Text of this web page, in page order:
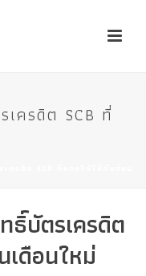
ครดิต SCB ที่
บัตรเครดิต
เดือนใหม่